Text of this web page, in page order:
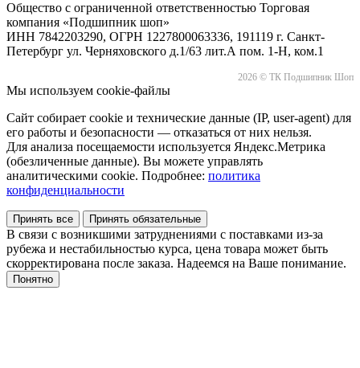
Общество с ограниченной ответственностью Торговая
компания «Подшипник шоп»
ИНН 7842203290, ОГРН 1227800063336, 191119 г. Санкт-
Петербург ул. Черняховского д.1/63 лит.А пом. 1-Н, ком.1
2026 © ТК Подшипник Шоп
Мы используем cookie-файлы
Сайт собирает cookie и технические данные (IP, user-agent) для
его работы и безопасности — отказаться от них нельзя.
Для анализа посещаемости используется Яндекс.Метрика
(обезличенные данные). Вы можете управлять
аналитическими cookie. Подробнее: политика
конфиденциальности
Принять все Принять обязательные
В связи с возникшими затруднениями с поставками из-за
рубежа и нестабильностью курса, цена товара может быть
скорректирована после заказа. Надеемся на Ваше понимание.
Понятно